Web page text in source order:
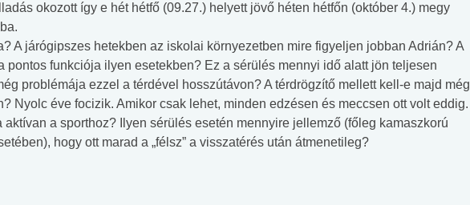
okozott így e hét hétfő (09.27.) helyett jövő héten hétfőn (október 4.) megy
A járógipszes hetekben az iskolai környezetben mire figyeljen jobban Adrián? A
pontos funkciója ilyen esetekben? Ez a sérülés mennyi idő alatt jön teljesen
problémája ezzel a térdével hosszútávon? A térdrögzítő mellett kell-e majd még
Nyolc éve focizik. Amikor csak lehet, minden edzésen és meccsen ott volt eddig.
aktívan a sporthoz? Ilyen sérülés esetén mennyire jellemző (főleg kamaszkorú
hogy ott marad a „félsz” a visszatérés után átmenetileg?